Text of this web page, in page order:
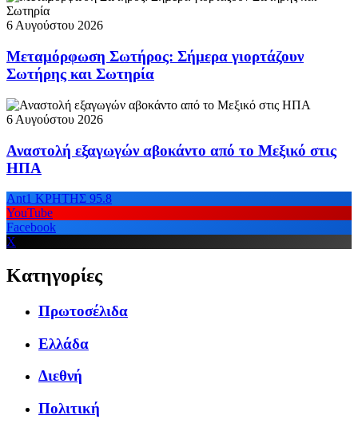
6 Αυγούστου 2026
Μεταμόρφωση Σωτήρος: Σήμερα γιορτάζουν
Σωτήρης και Σωτηρία
6 Αυγούστου 2026
Αναστολή εξαγωγών αβοκάντο από το Μεξικό στις
ΗΠΑ
Ant1 ΚΡΗΤΗΣ 95.8
YouTube
Facebook
X
Κατηγορίες
Πρωτοσέλιδα
Ελλάδα
Διεθνή
Πολιτική